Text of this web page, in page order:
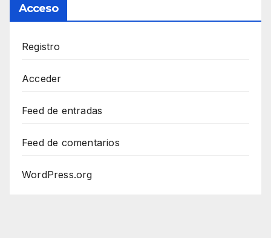
Acceso
Registro
Acceder
Feed de entradas
Feed de comentarios
WordPress.org